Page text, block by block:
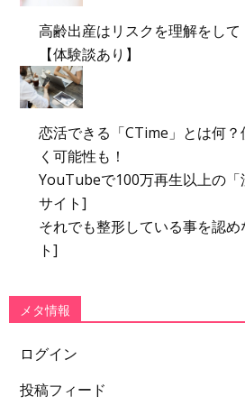
高齢出産はリスクを理解をして
【体験談あり】
恋活できる「CTime」とは何
く可能性も！
YouTubeで100万再生以上の
サイト]
それでも整形している事を認
ト]
メタ情報
ログイン
投稿フィード